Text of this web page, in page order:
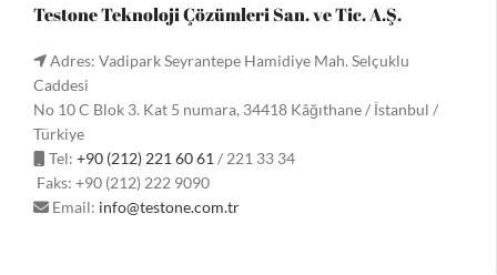
Testone Teknoloji Çözümleri San. ve Tic. A.Ş.
Adres: Vadipark Seyrantepe Hamidiye Mah. Selçuklu
Caddesi
No 10 C Blok 3. Kat 5 numara, 34418 Kâğıthane / İstanbul /
Türkiye
Tel: +90 (212) 221 60 61 / 221 33 34
Faks: +90 (212) 222 9090
Email: info@testone.com.tr